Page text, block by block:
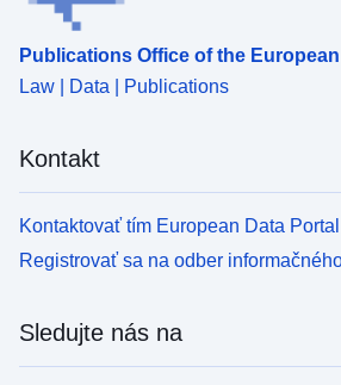
Publications Office of the
Law | Data | Publications
Kontakt
Kontaktovať tím European Data Portal
Registrovať sa na odber
Sledujte nás na